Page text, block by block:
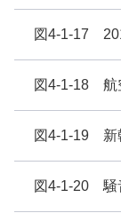
図4-1-17
図4-1-18 航
図4-1-19 新
図4-1-20 騒